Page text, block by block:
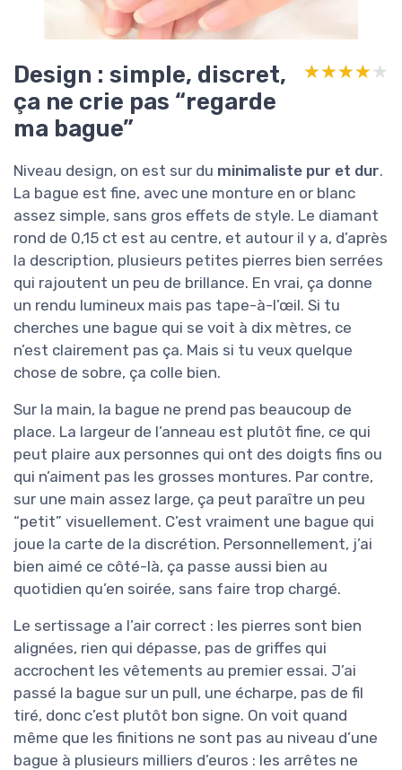
Design : simple, discret,
ça ne crie pas “regarde
ma bague”
★★★★★
★★★★★
Niveau design, on est sur du minimaliste pur et dur.
La bague est fine, avec une monture en or blanc
assez simple, sans gros effets de style. Le diamant
rond de 0,15 ct est au centre, et autour il y a, d’après
la description, plusieurs petites pierres bien serrées
qui rajoutent un peu de brillance. En vrai, ça donne
un rendu lumineux mais pas tape-à-l’œil. Si tu
cherches une bague qui se voit à dix mètres, ce
n’est clairement pas ça. Mais si tu veux quelque
chose de sobre, ça colle bien.
Sur la main, la bague ne prend pas beaucoup de
place. La largeur de l’anneau est plutôt fine, ce qui
peut plaire aux personnes qui ont des doigts fins ou
qui n’aiment pas les grosses montures. Par contre,
sur une main assez large, ça peut paraître un peu
“petit” visuellement. C’est vraiment une bague qui
joue la carte de la discrétion. Personnellement, j’ai
bien aimé ce côté-là, ça passe aussi bien au
quotidien qu’en soirée, sans faire trop chargé.
Le sertissage a l’air correct : les pierres sont bien
alignées, rien qui dépasse, pas de griffes qui
accrochent les vêtements au premier essai. J’ai
passé la bague sur un pull, une écharpe, pas de fil
tiré, donc c’est plutôt bon signe. On voit quand
même que les finitions ne sont pas au niveau d’une
bague à plusieurs milliers d’euros : les arrêtes ne